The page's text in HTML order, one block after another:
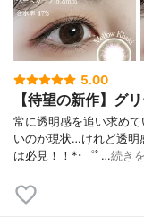
5.00
【待望の新作】グ
常に透明感を追い求め
いのが現状…⁡⁡けれど透明
は必見！！⁡⁡⁡*･゜ﾟ…続き